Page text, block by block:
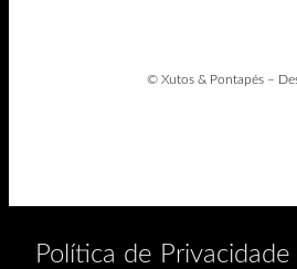
© Xutos & Pontapés –
Política de